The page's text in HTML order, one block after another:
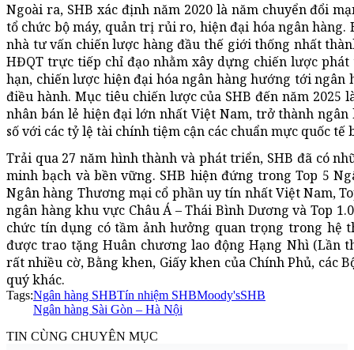
Ngoài ra, SHB xác định năm 2020 là năm chuyển đổi
tổ chức bộ máy, quản trị rủi ro, hiện đại hóa ngân
nhà tư vấn chiến lược hàng đầu thế giới thống nhất
HĐQT trực tiếp chỉ đạo nhằm xây dựng chiến lược
hạn, chiến lược hiện đại hóa ngân hàng hướng tới
điều hành. Mục tiêu chiến lược của SHB đến năm 2025
nhân bán lẻ hiện đại lớn nhất Việt Nam, trở thành
số với các tỷ lệ tài chính tiệm cận các chuẩn mực quốc tế
Trải qua 27 năm hình thành và phát triển, SHB đã có
minh bạch và bền vững. SHB hiện đứng trong Top 5
Ngân hàng Thương mại cổ phần uy tín nhất Việt Nam,
ngân hàng khu vực Châu Á – Thái Bình Dương và Top
chức tín dụng có tầm ảnh hưởng quan trọng trong hệ
được trao tặng Huân chương lao động Hạng Nhì (Lần
rất nhiều cờ, Bằng khen, Giấy khen của Chính Phủ, các
quý khác.
Tags:Ngân hàng SHBTín nhiệm SHBMoody'sSHB
Ngân hàng Sài Gòn – Hà Nội
TIN CÙNG CHUYÊN MỤC